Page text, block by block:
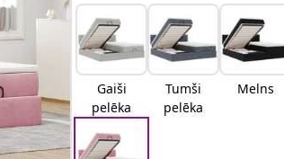
Gaiši
pelēka
Tumši
pelēka
Melns